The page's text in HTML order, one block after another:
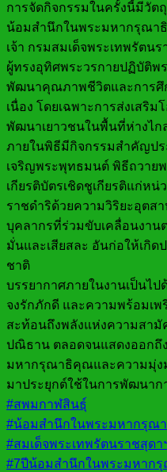
การจัดกิจกรรมในครั้งนี้มีวัต
น้อมสำนึกในพระมหากรุณา
เจ้า กรมสมเด็จพระเทพรัตน
ผู้ทรงอุทิศพระวรกายปฏิบัติพ
พัฒนาคุณภาพชีวิตและการศึ
เนื่อง โดยเฉพาะการส่งเสริ
พัฒนาเยาวชนในพื้นที่ห่างไก
ภายในพิธีมีกิจกรรมสำคัญป
เจริญพระพุทธมนต์ พิธีถวาย
เกียรติบัตรเชิดชูเกียรติแก่ห
ราชดำริด้วยความวิริยะอุตส
บุคลากรที่ร่วมขับเคลื่อนงาน
มั่นและเสียสละ อันก่อให้เกิด
ชาติ
บรรยากาศภายในงานเป็นไป
จงรักภักดี และความพร้อมเ
สะท้อนถึงพลังแห่งความสา
ปณิธาน ตลอดจนแสดงออกถึ
มหากรุณาธิคุณและความมุ่ง
มาประยุกต์ใช้ในการพัฒนาก
#สพมกาฬสินธุ์
#น้อมสำนึกในพระมหากรุณ
#สมเด็จพระเทพรัตนราชสุดา
#7ปีน้อมสำนึกในพระมหาก